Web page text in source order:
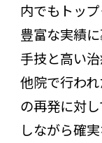
内でもトップ
豊富な実績
手技と高い治
他院で行わ
の再発に対
しながら確